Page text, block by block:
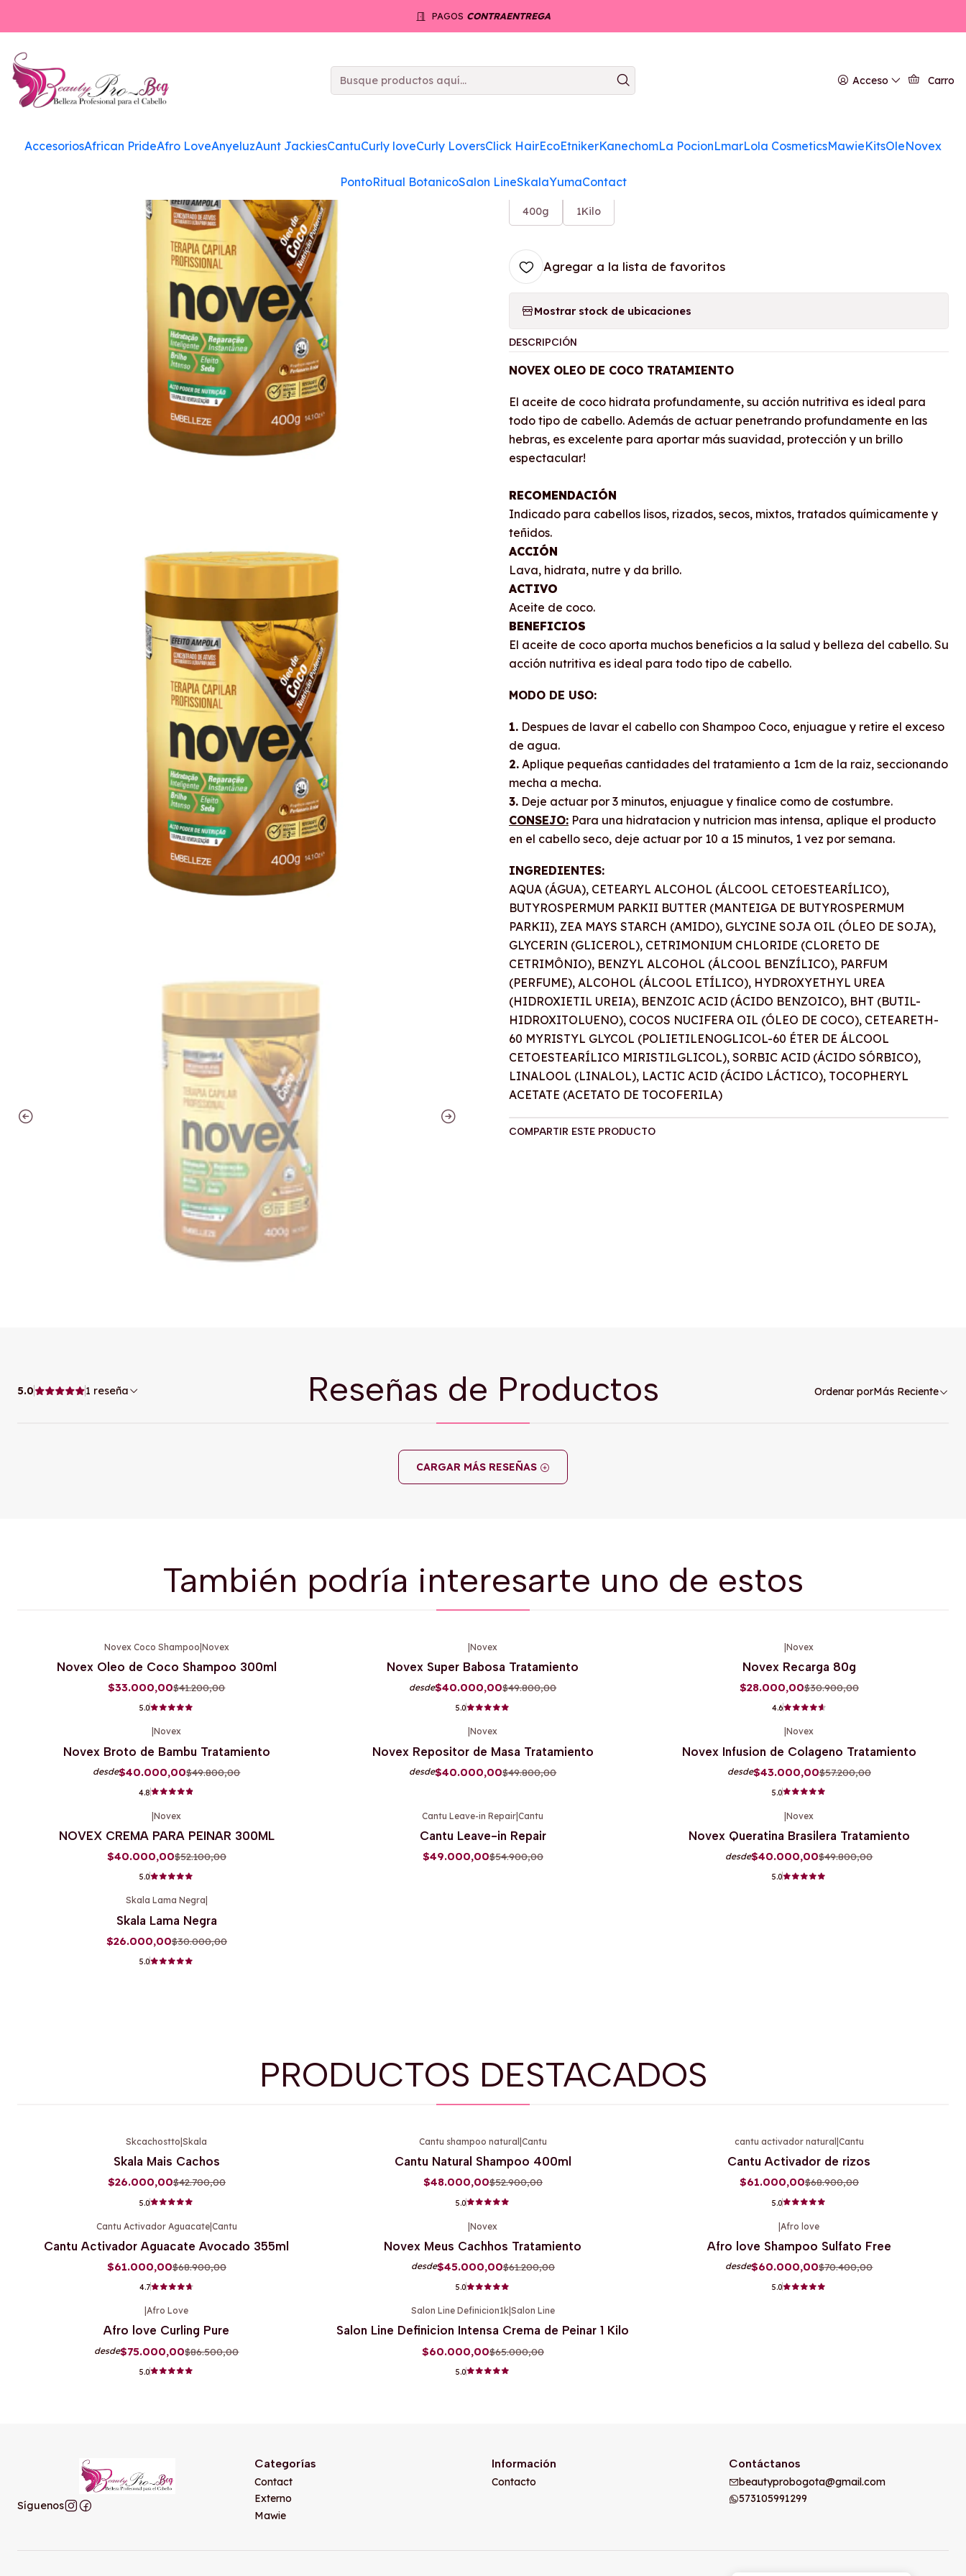
Acceso Carro
AccesoriosAfrican PrideAfro LoveAnyeluzAunt JackiesCantuCurly loveCurly LoversClick HairEcoEtnikerKanechomLa PocionLmarLola CosmeticsMawieKitsOleNovex
PontoRitual BotanicoSalon LineSkalaYumaContact
PAGOS CONTRAENTREGA
Tratamiento Novex Oleo de Coco Tratamiento
Novex Oleo de Coco
400g 1Kilo
Agregar a la lista de favoritos
Mostrar stock de ubicaciones
DESCRIPCIÓN
NOVEX OLEO DE COCO TRATAMIENTO
El aceite de coco hidrata profundamente, su acción nutritiva es ideal para
todo tipo de cabello. Además de actuar penetrando profundamente en las
hebras, es excelente para aportar más suavidad, protección y un brillo
espectacular!
RECOMENDACIÓN
Indicado para cabellos lisos, rizados, secos, mixtos, tratados químicamente y
teñidos.
ACCIÓN
Lava, hidrata, nutre y da brillo.
ACTIVO
Aceite de coco.
BENEFICIOS
El aceite de coco aporta muchos beneficios a la salud y belleza del cabello. Su
acción nutritiva es ideal para todo tipo de cabello.
MODO DE USO:
1. Despues de lavar el cabello con Shampoo Coco, enjuague y retire el exceso
de agua.
2. Aplique pequeñas cantidades del tratamiento a 1cm de la raiz, seccionando
mecha a mecha.
3. Deje actuar por 3 minutos, enjuague y finalice como de costumbre.
CONSEJO: Para una hidratacion y nutricion mas intensa, aplique el producto
en el cabello seco, deje actuar por 10 a 15 minutos, 1 vez por semana.
INGREDIENTES:
AQUA (ÁGUA), CETEARYL ALCOHOL (ÁLCOOL CETOESTEARÍLICO),
BUTYROSPERMUM PARKII BUTTER (MANTEIGA DE BUTYROSPERMUM
PARKII), ZEA MAYS STARCH (AMIDO), GLYCINE SOJA OIL (ÓLEO DE SOJA),
GLYCERIN (GLICEROL), CETRIMONIUM CHLORIDE (CLORETO DE
CETRIMÔNIO), BENZYL ALCOHOL (ÁLCOOL BENZÍLICO), PARFUM
(PERFUME), ALCOHOL (ÁLCOOL ETÍLICO), HYDROXYETHYL UREA
(HIDROXIETIL UREIA), BENZOIC ACID (ÁCIDO BENZOICO), BHT (BUTIL-
HIDROXITOLUENO), COCOS NUCIFERA OIL (ÓLEO DE COCO), CETEARETH-
60 MYRISTYL GLYCOL (POLIETILENOGLICOL-60 ÉTER DE ÁLCOOL
CETOESTEARÍLICO MIRISTILGLICOL), SORBIC ACID (ÁCIDO SÓRBICO),
LINALOOL (LINALOL), LACTIC ACID (ÁCIDO LÁCTICO), TOCOPHERYL
ACETATE (ACETATO DE TOCOFERILA)
COMPARTIR ESTE PRODUCTO
Reseñas de Productos
5.0 1 reseña Ordenar porMás Reciente
CARGAR MÁS RESEÑAS
También podría interesarte uno de estos
Novex Coco Shampoo Novex
Novex Oleo de Coco Shampoo 300ml
$33.000,00$41.200,00
5.0
|Novex
Novex Super Babosa Tratamiento
desde$40.000,00$49.800,00
5.0
|Novex
Novex Recarga 80g
$28.000,00$30.900,00
4.6
|Novex
Novex Broto de Bambu Tratamiento
desde$40.000,00$49.800,00
4.8
|Novex
Novex Repositor de Masa Tratamiento
desde$40.000,00$49.800,00
|Novex
Novex Infusion de Colageno Tratamiento
desde$43.000,00$57.200,00
5.0
|Novex
NOVEX CREMA PARA PEINAR 300ML
$40.000,00$52.100,00
5.0
Cantu Leave-in Repair |Cantu
Cantu Leave-in Repair
$49.000,00$54.900,00
|Novex
Novex Queratina Brasilera Tratamiento
desde$40.000,00$49.800,00
5.0
Skala Lama Negra
Skala Lama Negra
$26.000,00$30.000,00
5.0
PRODUCTOS DESTACADOS
Skcachostto |Skala
Skala Mais Cachos
$26.000,00$42.700,00
5.0
Cantu shampoo natural Cantu
Cantu Natural Shampoo 400ml
$48.000,00$52.900,00
5.0
cantu activador natural Cantu
Cantu Activador de rizos
$61.000,00$68.900,00
5.0
Cantu Activador Aguacate|Cantu
Cantu Activador Aguacate Avocado 355ml
$61.000,00$68.900,00
4.7
|Novex
Novex Meus Cachhos Tratamiento
desde$45.000,00$61.200,00
5.0
|Afro love
Afro love Shampoo Sulfato Free
desde$60.000,00$70.400,00
5.0
|Afro Love
Afro love Curling Pure
desde$75.000,00$86.500,00
5.0
Salon Line Definicion1k| Salon Line
Salon Line Definicion Intensa Crema de Peinar 1 Kilo
$60.000,00$65.000,00
5.0
Síguenos
Categorías
Contact
Externo
Mawie
Información
Contacto
Contáctanos
beautyprobogota@gmail.com
573105991299